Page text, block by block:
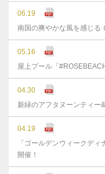
06.19
南国の爽やかな風を感じる
05.16
屋上プール「
04.30
新緑のアフタヌーンティー
04.19
「ゴールデンウィークデ
開催！